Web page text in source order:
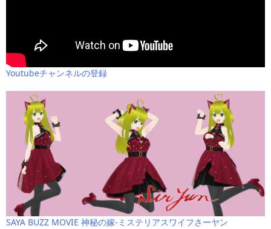
Youtubeチャンネルの登録
SAYA BUZZ MOVIE 神秘の嫁-ミステリアスワイフさーヤン